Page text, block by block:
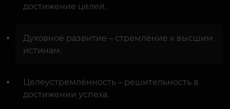
достижение целей.
Духовное развитие – стремление к высшим
истинам.
Целеустремлённость – решительность в
достижении успеха.